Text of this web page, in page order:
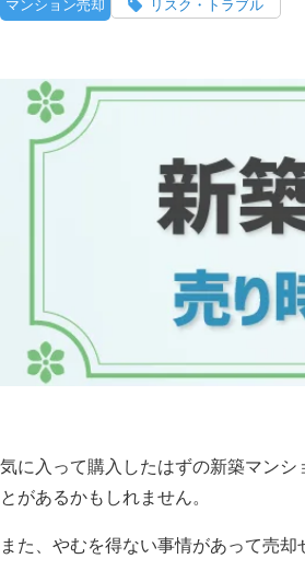
マンション売却 リスク・トラブル
気に入って購入したはずの新築マン
とがあるかもしれません。
また、やむを得ない事情があって売却